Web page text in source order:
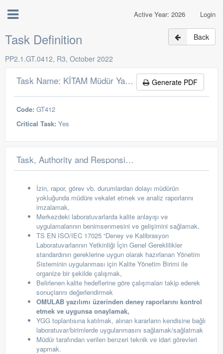
Login
Active Year: 2026
Task Definition Back
PP2.1.GT.0412, R3, October 2022
Task Name: KİTAM Müdür Yardımcısı Generate PDF
Code: GT412
Critical Task: Yes
Task, Authority and Responsibilities
İzin, rapor, görev vb. durumlardan dolayı müdürün
yokluğunda müdüre vekalet etmek ve analiz raporlarını
imzalamak,
Merkezdeki laboratuvarlarda kalite anlayışı ve
uygulamalarının benimsenmesini ve gelişimini sağlamak,
TS EN ISO/IEC 17025 “Deney ve Kalibrasyon
Laboratuvarlarının Yetkinliği İçin Genel Gereklilikler
standardının gereklerine uygun olarak hazırlanan Yönetim
Sisteminin uygulanması için Kalite Yönetim Birimi ile
organize bir şekilde çalışmak,
Belirlenen kalite hedeflerine göre çalışmaları takip ederek
sonuçlarını değerlendirmek
OMULAB yazılımı üzerinden deney raporlarını kontrol
etmek ve uygunsa onaylamak,
YGG toplantısına katılmak, alınan kararların kendisine bağlı
laboratuvar/birimlerde uygulanmasını sağlamak/sağlatmak
Müdür tarafından verilen benzeri teknik ve idari görevleri
yapmak.